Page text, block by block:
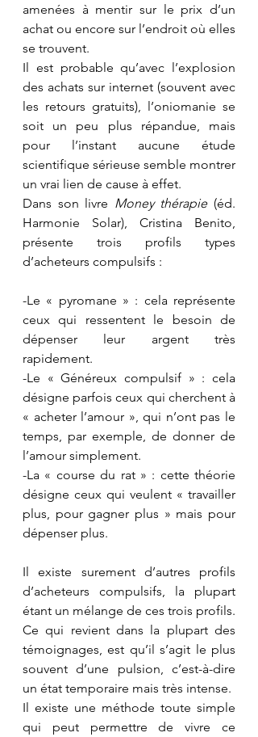
amenées à mentir sur le prix d’un
achat ou encore sur l’endroit où elles
se trouvent.
Il est probable qu’avec l’explosion
des achats sur internet (souvent avec
les retours gratuits), l’oniomanie se
soit un peu plus répandue, mais
pour l’instant aucune étude
scientifique sérieuse semble montrer
un vrai lien de cause à effet.
Dans son livre Money thérapie (éd.
Harmonie Solar), Cristina Benito,
présente trois profils types
d’acheteurs compulsifs :
-Le « pyromane » : cela représente
ceux qui ressentent le besoin de
dépenser leur argent très
rapidement.
-Le « Généreux compulsif » : cela
désigne parfois ceux qui cherchent à
« acheter l’amour », qui n’ont pas le
temps, par exemple, de donner de
l’amour simplement.
-La « course du rat » : cette théorie
désigne ceux qui veulent « travailler
plus, pour gagner plus » mais pour
dépenser plus.
Il existe surement d’autres profils
d’acheteurs compulsifs, la plupart
étant un mélange de ces trois profils.
Ce qui revient dans la plupart des
témoignages, est qu’il s’agit le plus
souvent d’une pulsion, c’est-à-dire
un état temporaire mais très intense.
Il existe une méthode toute simple
qui peut permettre de vivre ce